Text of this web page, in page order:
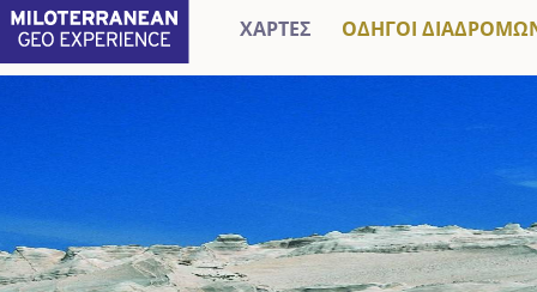
ΧΑΡΤΕΣ ΟΔΗΓΟΙ